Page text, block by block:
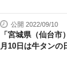
公開 2022/09/10
「宮城県（仙台
月10日は牛タンの